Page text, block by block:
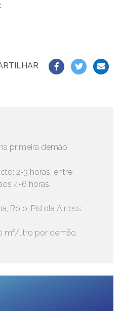
primeira demão
2-3 horas, entre
4-6 horas.
Rolo, Pistola Airless.
m²/litro por demão.